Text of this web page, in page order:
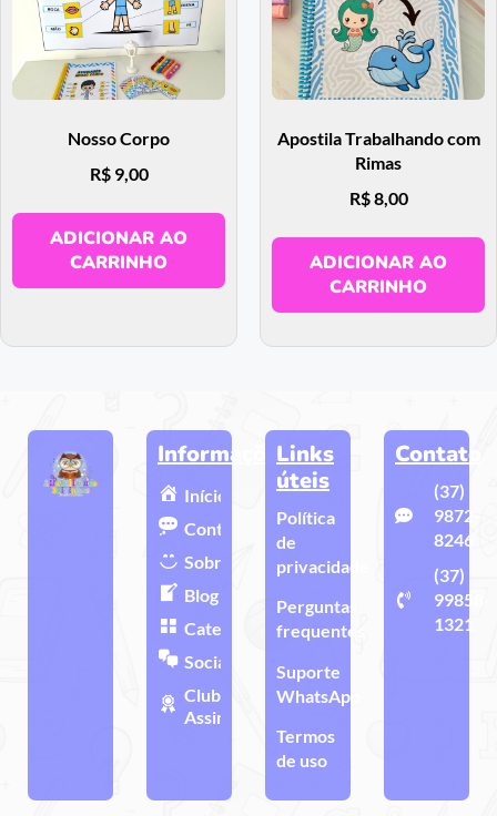
Nosso Corpo
R$9,00
ADICIONAR AO
CARRINHO
Apostila Trabalhando com
Rimas
R$8,00
ADICIONAR AO
CARRINHO
Informações
Início
Contato
Sobre
Blog
Categorias
Sociais
Clube de
Assinatura
Links
úteis
Política
de
privacidade
Perguntas
frequentes
Suporte
WhatsApp
Termos
de uso
Contato
(37)
9872-
8246
(37)
99858-
1321